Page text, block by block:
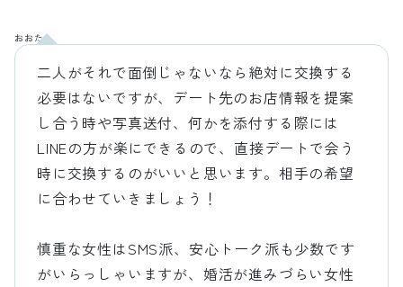
おおた
二人がそれで面倒じゃないなら絶対に交換する
必要はないですが、デート先のお店情報を提案
し合う時や写真送付、何かを添付する際には
LINEの方が楽にできるので、直接デートで会う
時に交換するのがいいと思います。相手の希望
に合わせていきましょう！
慎重な女性はSMS派、安心トーク派も少数です
がいらっしゃいますが、婚活が進みづらい女性